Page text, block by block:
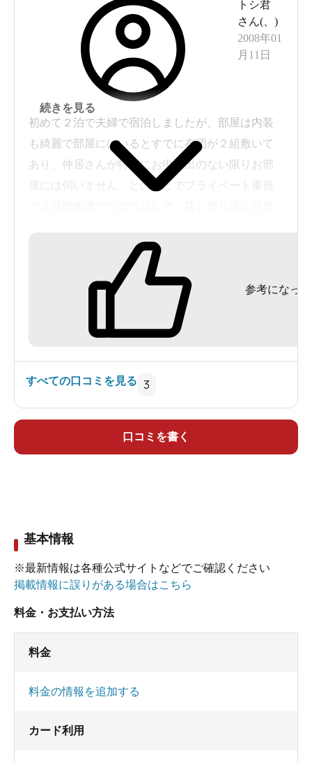
トシ君
さん(
)
2008年01
月11日
初めて２泊で夫婦で宿泊しましたが、部屋は内装
も綺麗で部屋にはいるとすでに布団が２組敷いて
あり、仲居さんが特別にお申し出のない限りお部
屋には伺いません、とのことでプライベート重視
比較すると◎ですね。
続きを見る
参考になった
すべての口コミを見る 3
口コミを書く
基本情報
※最新情報は各種公式サイトなどでご確認ください
掲載情報に誤りがある場合はこちら
料金・お支払い方法
料金
料金の情報を追加する
カード利用